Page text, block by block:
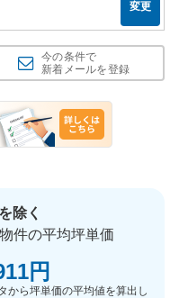
変更
今の条件で
新着メールを登録
除く
件の平均坪単価
円
から坪単価の平均値を算出し